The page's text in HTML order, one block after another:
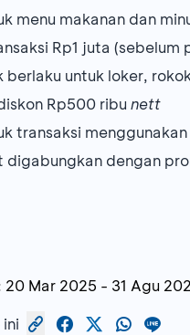
menu makanan dan
Rp1 juta (sebelum
berlaku untuk loker,
Rp500 ribu nett
transaksi
digabungkan dengan
20 Mar 2025 - 31 Agu